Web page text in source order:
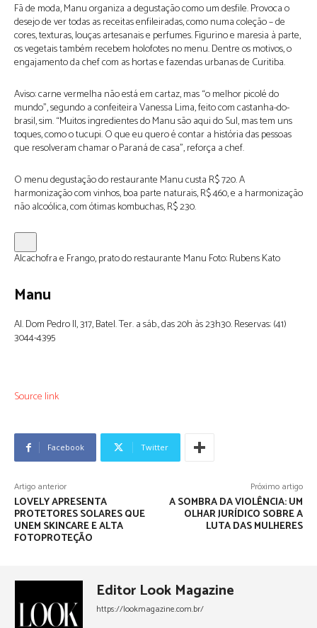
Fã de moda, Manu organiza a degustação como um desfile. Provoca o
desejo de ver todas as receitas enfileiradas, como numa coleção – de
cores, texturas, louças artesanais e perfumes. Figurino e maresia à parte,
os vegetais também recebem holofotes no menu. Dentre os motivos, o
engajamento da chef com as hortas e fazendas urbanas de Curitiba.
Aviso: carne vermelha não está em cartaz, mas “o melhor picolé do
mundo”, segundo a confeiteira Vanessa Lima, feito com castanha-do-
brasil, sim. “Muitos ingredientes do Manu são aqui do Sul, mas tem uns
toques, como o tucupi. O que eu quero é contar a história das pessoas
que resolveram chamar o Paraná de casa”, reforça a chef.
O menu degustação do restaurante Manu custa R$ 720. A
harmonização com vinhos, boa parte naturais, R$ 460, e a harmonização
não alcoólica, com ótimas kombuchas, R$ 230.
Alcachofra e Frango, prato do restaurante Manu Foto:Rubens Kato
Manu
Al. Dom Pedro II, 317, Batel. Ter. a sáb., das 20h às 23h30. Reservas: (41)
3044-4395
Source link
Facebook Twitter
Artigo anterior
LOVELY APRESENTA
PROTETORES SOLARES QUE
UNEM SKINCARE E ALTA
FOTOPROTEÇÃO
Próximo artigo
A SOMBRA DA VIOLÊNCIA: UM
OLHAR JURÍDICO SOBRE A
LUTA DAS MULHERES
Editor Look Magazine
https://lookmagazine.com.br/